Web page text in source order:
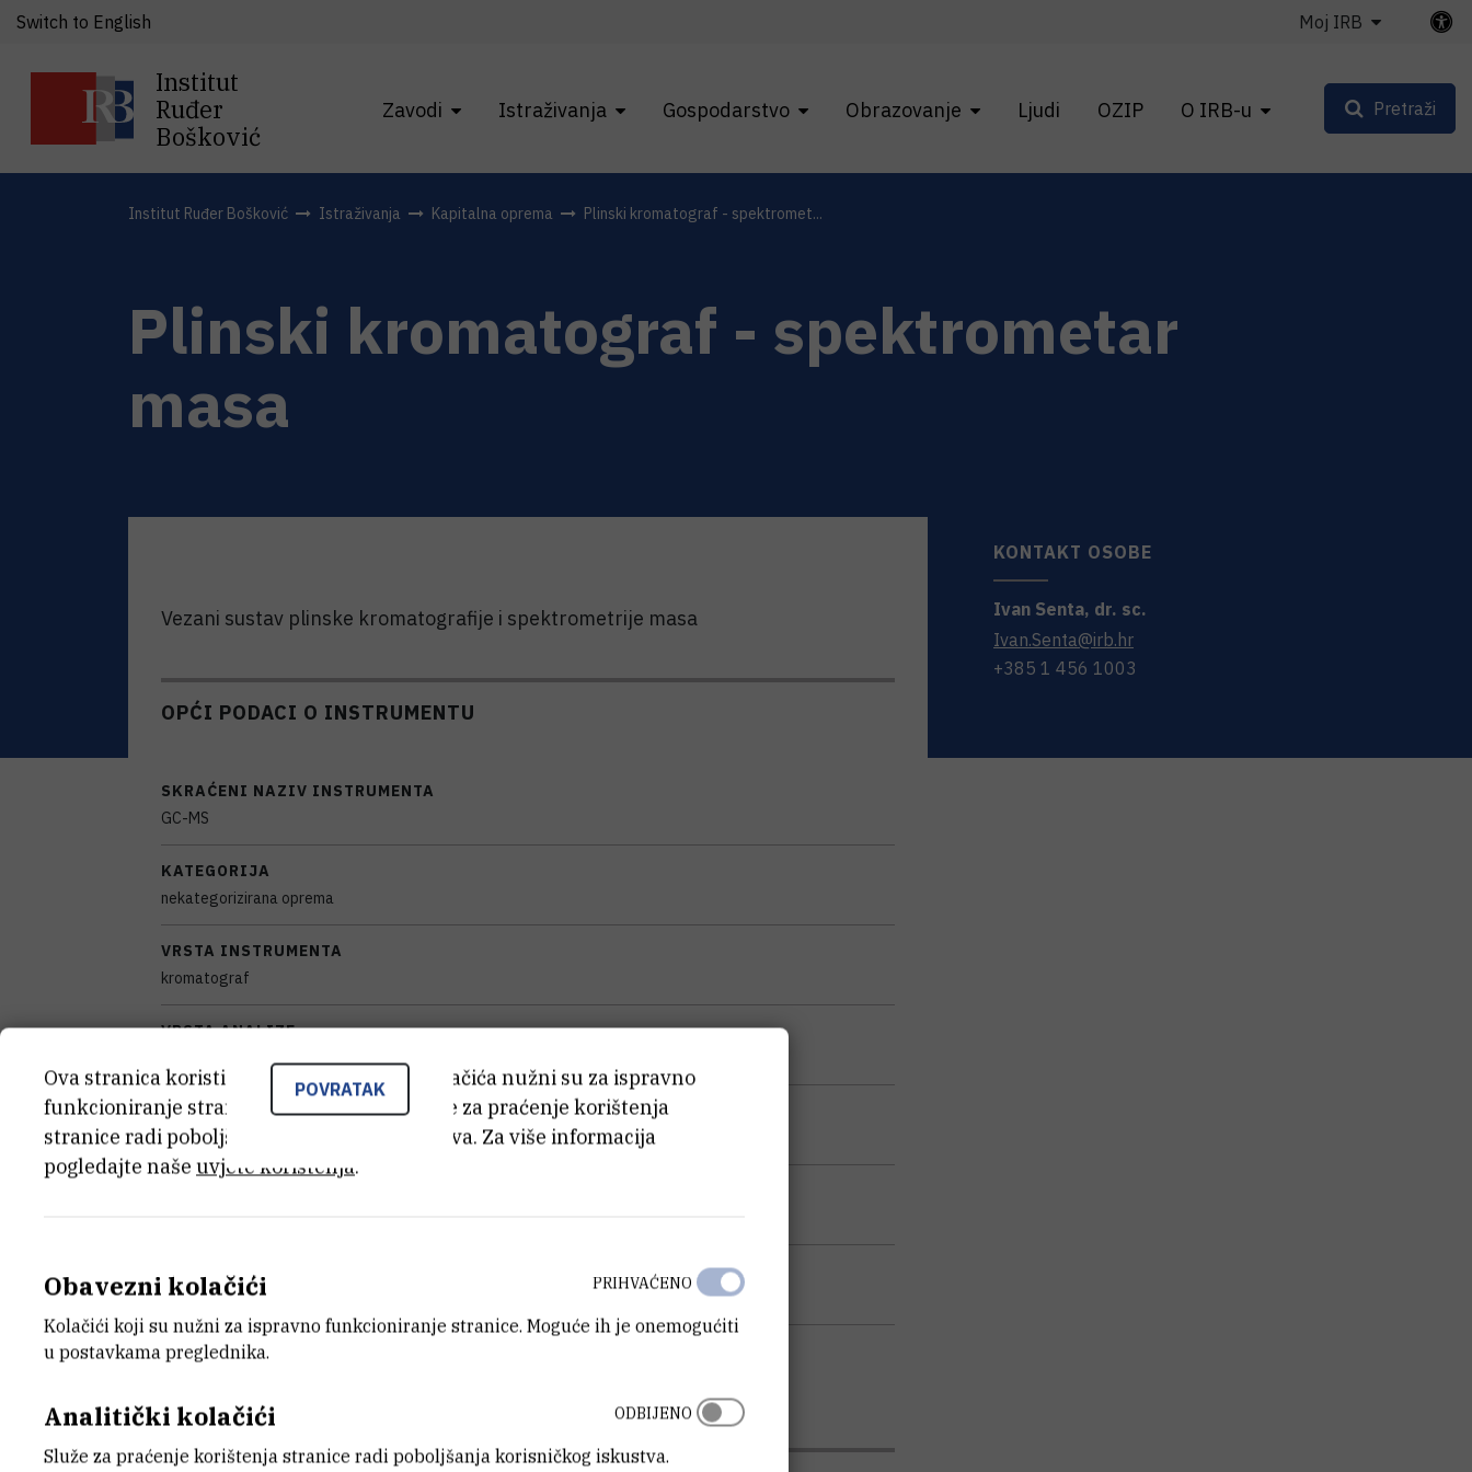
Institut
Ruđer
Bošković
Zavodi Istraživanja Gospodarstvo Obrazovanje Ljudi OZIP O IRB-u
Switch to English Moj IRB
Pretraži
Institut Ruđer Bošković Istraživanja Kapitalna oprema Plinski kromatograf - spektromet...
Plinski kromatograf - spektrometar
masa
KONTAKT OSOBE
Ivan Senta, dr. sc.
Ivan.Senta@irb.hr
+385 1 456 1003
Vezani sustav plinske kromatografije i spektrometrije masa
OPĆI PODACI O INSTRUMENTU
SKRAĆENI NAZIV INSTRUMENTA
GC-MS
KATEGORIJA
nekategorizirana oprema
VRSTA INSTRUMENTA
kromatograf
VRSTA ANALIZE
kromatografska separacija
SAMOSTALAN/VEZAN
samostalan
DISCIPLINE
Geofizika , Kemija
VANJSKI LINK ZA KAPITALNU OPREMU
POVRATAK
Ova stranica koristi kolačiće. Neki od tih kolačića nužni su za ispravno
funkcioniranje stranice, dok se drugi koriste za praćenje korištenja
stranice radi poboljšanja korisničkog iskustva. Za više informacija
pogledajte naše uvjete korištenja.
Obavezni kolačići
Kolačići koji su nužni za ispravno funkcioniranje stranice. Moguće ih je onemogućiti
u postavkama preglednika.
PRIHVAĆENO
Analitički kolačići
Služe za praćenje korištenja stranice radi poboljšanja korisničkog iskustva.
ODBIJENO